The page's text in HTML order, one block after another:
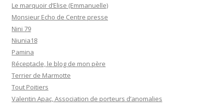
Le marquoir d’Elise (Emmanuelle)
Monsieur Echo de Centre presse
Nini 79
Niunia18
Pamina
Réceptacle, le blog de mon père
Terrier de Marmotte
Tout Poitiers
Valentin Apac, Association de porteurs d’anomalies